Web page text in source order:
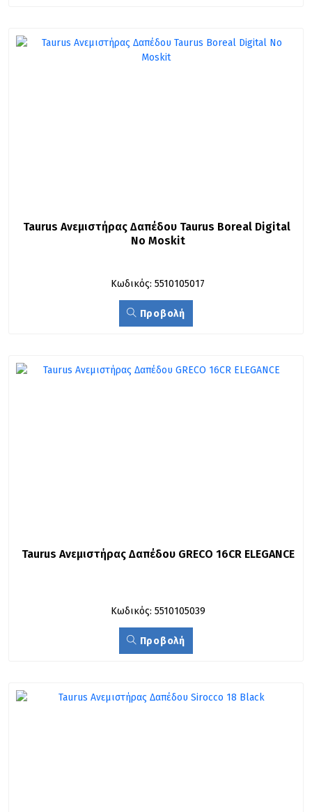
Taurus Ανεμιστήρας Δαπέδου Taurus Boreal Digital
No Moskit
Κωδικός: 5510105017
Προβολή
Taurus Ανεμιστήρας Δαπέδου GRECO 16CR ELEGANCE
Κωδικός: 5510105039
Προβολή